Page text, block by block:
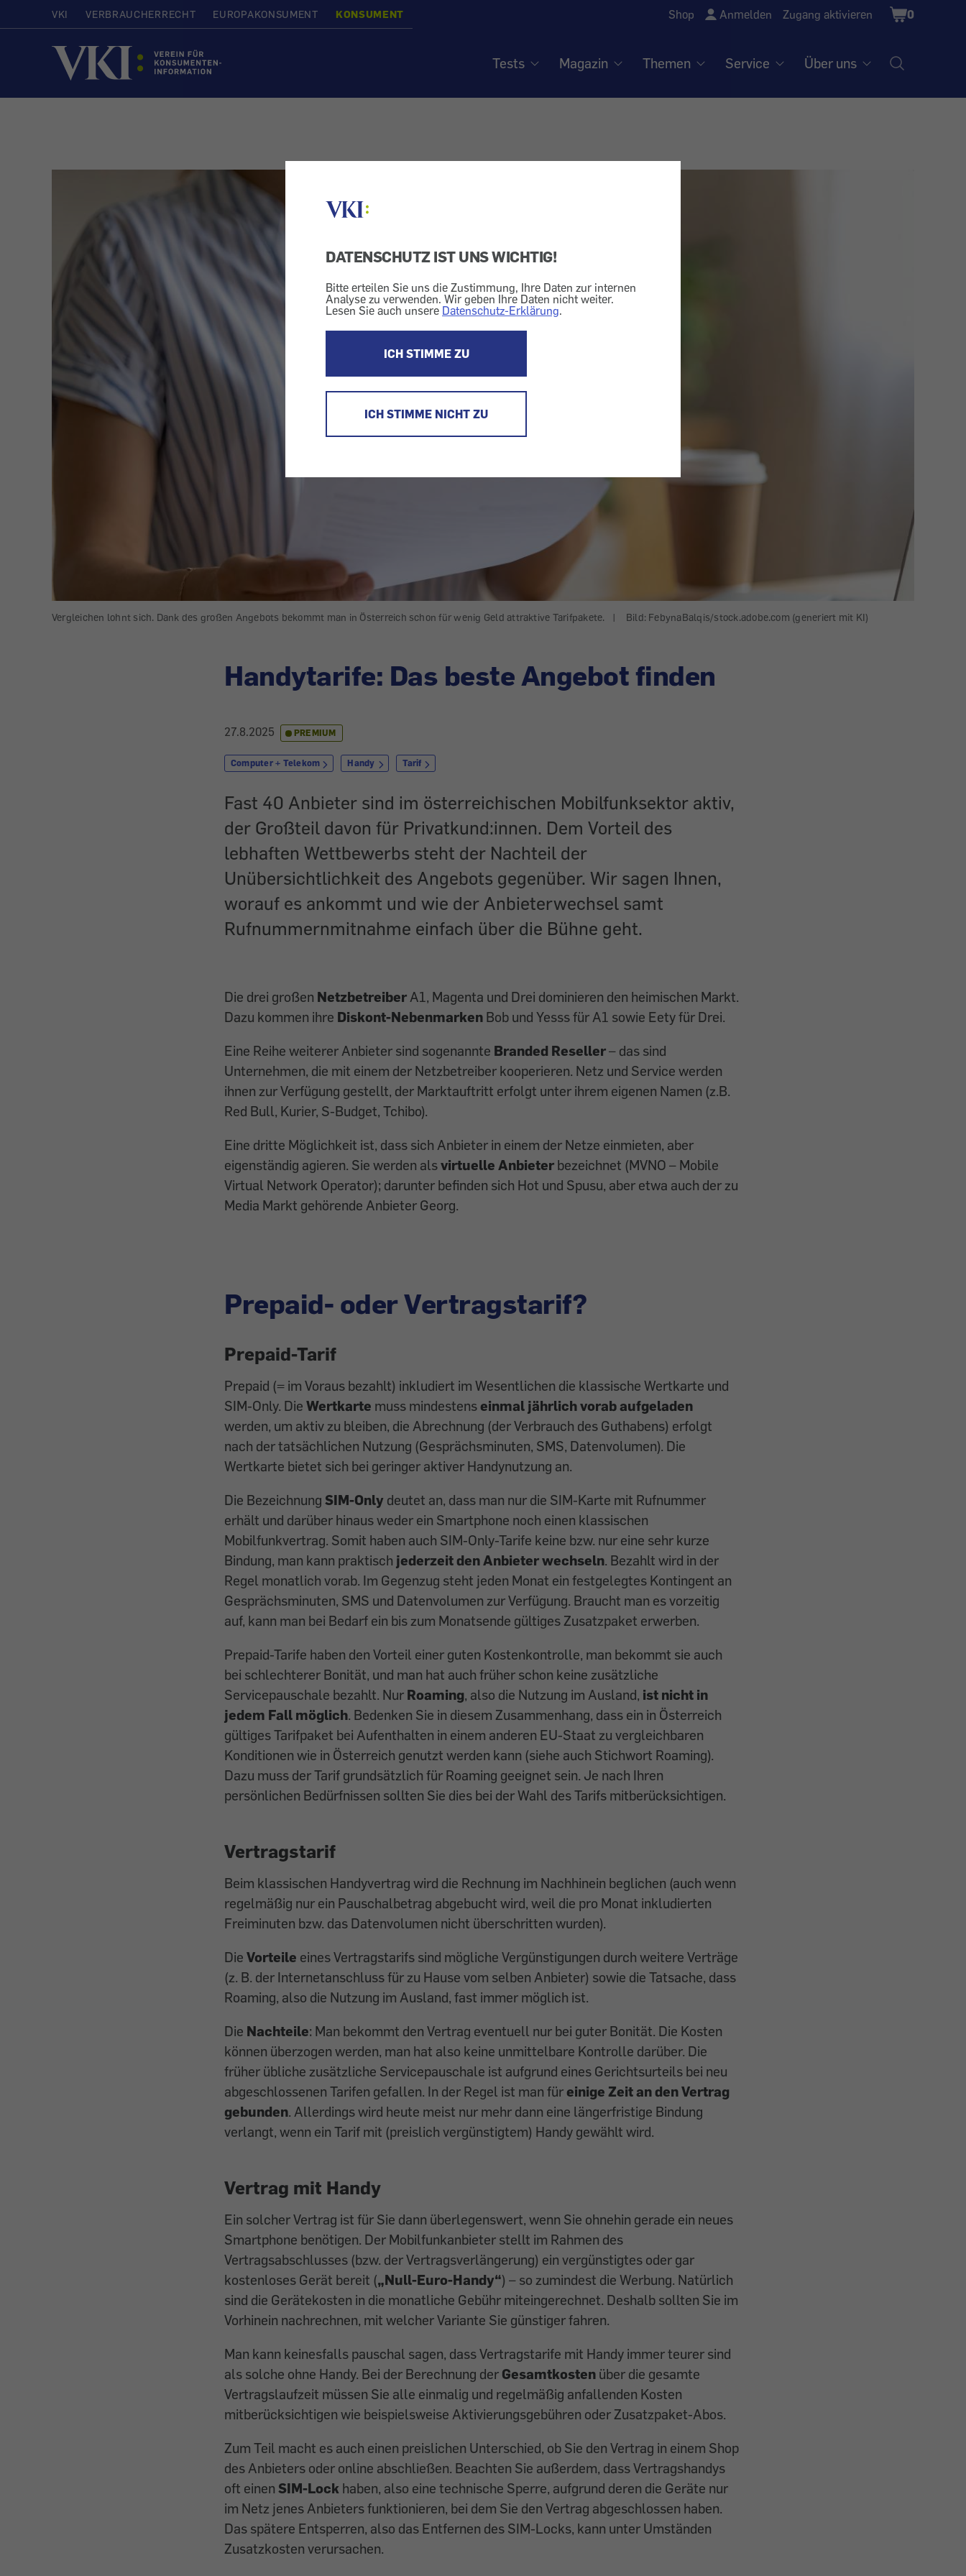
DATENSCHUTZ IST UNS WICHTIG!
Bitte erteilen Sie uns die Zustimmung, Ihre Daten zur internen
Analyse zu verwenden. Wir geben Ihre Daten nicht weiter.
Lesen Sie auch unsere Datenschutz-Erklärung.
ICH STIMME ZU
ICH STIMME NICHT ZU
VKI VERBRAUCHERRECHT EUROPAKONSUMENT KONSUMENT Shop Anmelden Zugang aktivieren
Shopping
Cart
0
Startseite
Tests Magazin Themen Service Über uns
Vergleichen lohnt sich. Dank des großen Angebots bekommt man in Österreich schon für wenig Geld attraktive Tarifpakete. | Bild: FebynaBalqis/stock.adobe.com (generiert mit KI)
Handytarife: Das beste Angebot finden
27.8.2025 PREMIUM
Computer + Telekom Handy Tarif
Fast 40 Anbieter sind im österreichischen Mobilfunksektor aktiv,
der Großteil davon für Privatkund:innen. Dem Vorteil des
lebhaften Wettbewerbs steht der Nachteil der
Unübersichtlichkeit des Angebots gegenüber. Wir sagen Ihnen,
worauf es ankommt und wie der Anbieterwechsel samt
Rufnummernmitnahme einfach über die Bühne geht.
Die drei großen Netzbetreiber A1, Magenta und Drei dominieren den heimischen Markt.
Dazu kommen ihre Diskont-Nebenmarken Bob und Yesss für A1 sowie Eety für Drei.
Eine Reihe weiterer Anbieter sind sogenannte Branded Reseller– das sind
Unternehmen, die mit einem der Netzbetreiber kooperieren. Netz und Service werden
ihnen zur Verfügung gestellt, der Marktauftritt erfolgt unter ihrem eigenen Namen (z.B.
Red Bull, Kurier, S-Budget, Tchibo).
Eine dritte Möglichkeit ist, dass sich Anbieter in einem der Netze einmieten, aber
eigenständig agieren. Sie werden alsvirtuelle Anbieter bezeichnet (MVNO – Mobile
Virtual Network Operator); darunter befinden sich Hot und Spusu, aber etwa auch der zu
Media Markt gehörende Anbieter Georg.
Prepaid- oder Vertragstarif?
Prepaid-Tarif
Prepaid (= im Voraus bezahlt) inkludiert im Wesentlichen die klassische Wertkarte und
SIM-Only. Die Wertkarte muss mindestenseinmal jährlich vorab aufgeladen
werden, um aktiv zu bleiben, die Abrechnung (der Verbrauch des Guthabens) erfolgt
nach der tatsächlichen Nutzung (Gesprächsminuten, SMS, Datenvolumen). Die
Wertkarte bietet sich bei geringer aktiver Handynutzung an.
Die Bezeichnung SIM-Only deutet an, dass man nur die SIM-Karte mit Rufnummer
erhält und darüber hinaus weder ein Smartphone noch einen klassischen
Mobilfunkvertrag. Somit haben auch SIM-Only-Tarife keine bzw. nur eine sehr kurze
Bindung, man kann praktisch jederzeit den Anbieter wechseln. Bezahlt wird in der
Regel monatlich vorab. Im Gegenzug steht jeden Monat ein festgelegtes Kontingent an
Gesprächsminuten, SMS und Datenvolumen zur Verfügung. Braucht man es vorzeitig
auf, kann man bei Bedarf ein bis zum Monatsende gültiges Zusatzpaket erwerben.
Prepaid-Tarife haben den Vorteil einer guten Kostenkontrolle, man bekommt sie auch
bei schlechterer Bonität, und man hat auch früher schon keine zusätzliche
Servicepauschale bezahlt. Nur Roaming, also die Nutzung im Ausland, ist nicht in
jedem Fall möglich. Bedenken Sie in diesem Zusammenhang, dass ein in Österreich
gültiges Tarifpaket bei Aufenthalten in einem anderen EU-Staat zu vergleichbaren
Konditionen wie in Österreich genutzt werden kann (siehe auch Stichwort Roaming).
Dazu muss der Tarif grundsätzlich für Roaming geeignet sein. Je nach Ihren
persönlichen Bedürfnissen sollten Sie dies bei der Wahl des Tarifs mitberücksichtigen.
Vertragstarif
Beim klassischen Handyvertrag wird die Rechnung im Nachhinein beglichen (auch wenn
regelmäßig nur ein Pauschalbetrag abgebucht wird, weil die pro Monat inkludierten
Freiminuten bzw. das Datenvolumen nicht überschritten wurden).
Die Vorteile eines Vertragstarifs sind mögliche Vergünstigungen durch weitere Verträge
(z. B. der Internetanschluss für zu Hause vom selben Anbieter) sowie die Tatsache, dass
Roaming, also die Nutzung im Ausland, fast immer möglich ist.
Die Nachteile: Man bekommt den Vertrag eventuell nur bei guter Bonität. Die Kosten
können überzogen werden, man hat also keine unmittelbare Kontrolle darüber. Die
früher übliche zusätzliche Servicepauschale ist aufgrund eines Gerichtsurteils bei neu
abgeschlossenen Tarifen gefallen. In der Regel ist man füreinige Zeit an den Vertrag
gebunden. Allerdings wird heute meist nur mehr dann eine längerfristige Bindung
verlangt, wenn ein Tarif mit (preislich vergünstigtem) Handy gewählt wird.
Vertrag mit Handy
Ein solcher Vertrag ist für Sie dann überlegenswert, wenn Sie ohnehin gerade ein neues
Smartphone benötigen. Der Mobilfunkanbieter stellt im Rahmen des
Vertragsabschlusses (bzw. der Vertragsverlängerung) ein vergünstigtes oder gar
kostenloses Gerät bereit („Null-Euro-Handy“) – so zumindest die Werbung. Natürlich
sind die Gerätekosten in die monatliche Gebühr miteingerechnet. Deshalb sollten Sie im
Vorhinein nachrechnen, mit welcher Variante Sie günstiger fahren.
Man kann keinesfalls pauschal sagen, dass Vertragstarife mit Handy immer teurer sind
als solche ohne Handy. Bei der Berechnung der Gesamtkosten über die gesamte
Vertragslaufzeit müssen Sie alle einmalig und regelmäßig anfallenden Kosten
mitberücksichtigen wie beispielsweise Aktivierungsgebühren oder Zusatzpaket-Abos.
Zum Teil macht es auch einen preislichen Unterschied, ob Sie den Vertrag in einem Shop
des Anbieters oder online abschließen. Beachten Sie außerdem, dass Vertragshandys
oft einen SIM-Lock haben, also eine technische Sperre, aufgrund deren die Geräte nur
im Netz jenes Anbieters funktionieren, bei dem Sie den Vertrag abgeschlossen haben.
Das spätere Entsperren, also das Entfernen des SIM-Locks, kann unter Umständen
Zusatzkosten verursachen.